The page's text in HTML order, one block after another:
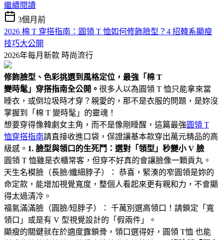
繼續閱讀
3個月前
2026 棉 T 穿搭指南：圓領 T 恤如何修飾臉型？4 招韓系顯瘦
技巧大公開
2026年每月新款 時尚流行
修飾臉型、色彩挑選到風格定位，最強「棉 T
變時髦」穿搭指南全公開。 很多人以為圓領 T 恤只能拿來當
睡衣，或倒垃圾時才穿？親愛的，那不是衣服的問題，是妳沒
掌握到「棉 T 變時髦」的靈魂！
想要穿得像韓劇女主角，而不是像剛睡醒，這篇最強 圓領 T
恤穿搭指南請直接收進口袋，保證讓基本款穿出萬元精品的高
級感。 1. 臉型與領口的生死鬥：選對「領型」秒變小 V 臉
圓領 T 恤雖是衣櫃常客，但穿不好真的會讓臉像一顆貢丸。
天生名模臉（長臉/纖細脖子）： 恭喜，緊湊的窄圓領是妳的
命定款，能增加視覺寬度，整個人看起來更有親和力，不會顯
得太過清冷。
福氣滿滿臉（圓臉/短脖子）： 千萬別選高領口！請鎖定「寬
領口」或是有 V 型視覺設計的「假兩件」。
顯瘦的關鍵就在於適度露鎖骨，領口選得好，圓領 T恤 也能